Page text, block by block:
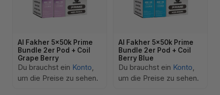
Al Fakher 5x50k Prime
Bundle 2er Pod + Coil
Grape Berry
Du brauchst ein Konto,
um die Preise zu sehen.
Al Fakher 5x50k Prime
Bundle 2er Pod + Coil
Berry Blue
Du brauchst ein Konto,
um die Preise zu sehen.